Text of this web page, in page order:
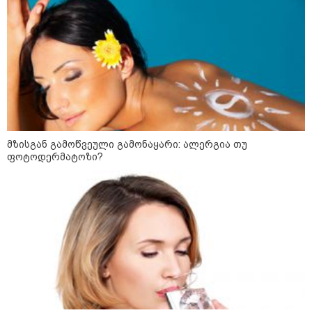
სამოქალაქო საზოგადოების
წარმომადგენლები 2008 წლის
რუსეთ-საქართველოს აგვისტოს
ომის 18 წლისთავთან
დაკავშირებით ერთობლივ
განცხადებას ავრცელებენ
ირაკლი მელაშვილი - როგორც კი
ოპოზიციამ რეგიონებში გასვლა
დაიწყო, „ოცნებამ“ რეგიონებზე
გადაიტანა სიმძიმის ცენტრი,
მდინარაძეს პოლიტიკური ფუნქცია
მოამზადოს საქართველო - მათი
ამოცანაა, მაქსიმალური
უზრუნველყოფა ოპოზიციის
დასაქსაქსად
საზოგადოება
მზისგან გამოწვეული გამონაყარი: ალერგია თუ
ფოტოდერმატოზი?